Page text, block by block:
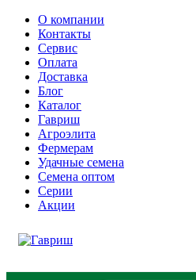
О компании
Контакты
Сервис
Оплата
Доставка
Блог
Каталог
Гавриш
Агроэлита
Фермерам
Удачные семена
Семена оптом
Серии
Акции